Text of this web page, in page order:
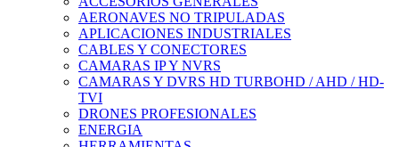
AERONAVES NO TRIPULADAS
APLICACIONES INDUSTRIALES
CABLES Y CONECTORES
CAMARAS IP Y NVRS
CAMARAS Y DVRS HD TURBOHD / AHD / HD-
TVI
DRONES PROFESIONALES
ENERGIA